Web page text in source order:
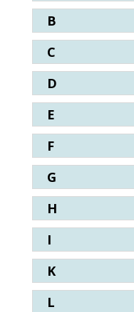
B
C
D
E
F
G
H
I
K
L